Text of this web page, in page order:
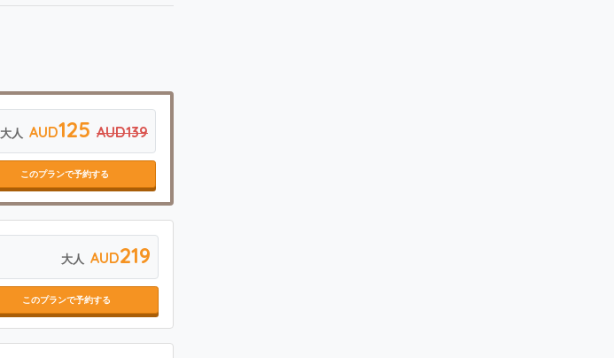
大人 AUD125 AUD139
このプランで予約する
大人 AUD219
このプランで予約する